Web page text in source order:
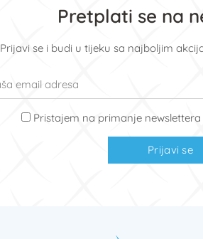
Pretplati se na
Prijavi se i budi u tijeku sa najboljim
Pristajem na primanje
Prijavi se